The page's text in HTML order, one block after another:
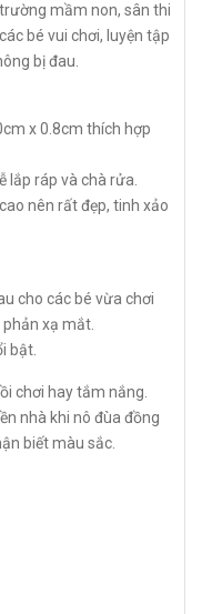
mầm non, sân thi
bé vui chơi, luyện tập
bị đau.
x 0.8cm thích hợp
lắp ráp và chà rửa.
nên rất đẹp, tinh xảo
cho các bé vừa chơi
xạ mắt.
bật.
chơi hay tắm nắng.
nhà khi nô đùa đồng
biết màu sắc.